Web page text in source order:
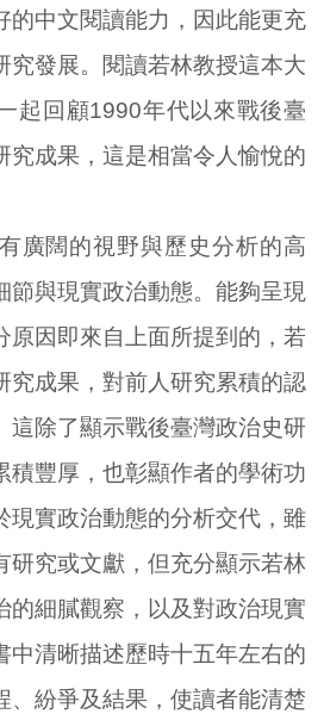
的中文閱讀能力，因此能更充
究發展。閱讀若林教授這本大
起回顧1990年代以來戰後臺
究成果，這是相當令人愉悅的
闊的視野與歷史分析的高
節與現實政治動態。能夠呈現
原因即來自上面所提到的，若
究成果，對前人研究累積的認
這除了顯示戰後臺灣政治史研
積豐厚，也彰顯作者的學術功
現實政治動態的分析交代，雖
研究或文獻，但充分顯示若林
的細膩觀察，以及對政治現實
中清晰描述歷時十五年左右的
、紛爭及結果，使讀者能清楚